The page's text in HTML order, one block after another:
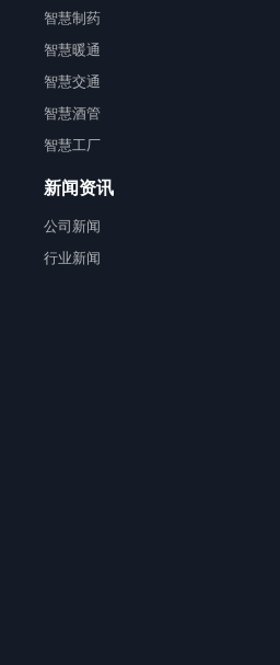
智慧制药
智慧暖通
智慧交通
智慧酒管
智慧工厂
新闻资讯
公司新闻
行业新闻